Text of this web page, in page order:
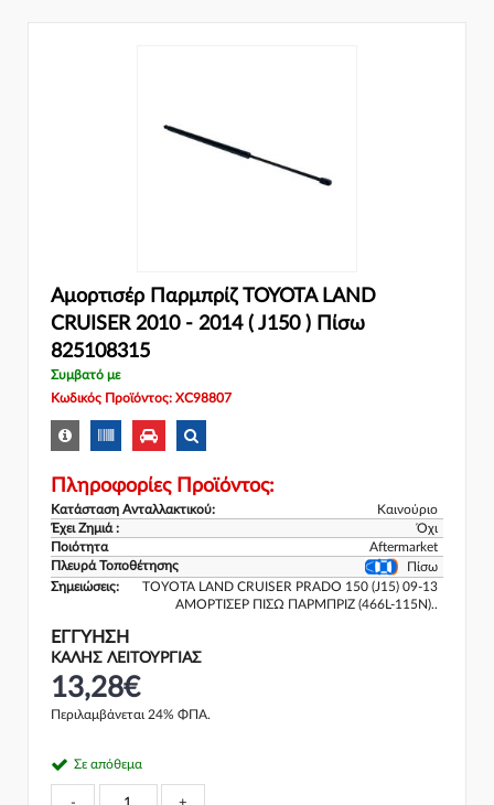
Αμορτισέρ Παρμπρίζ TOYOTA LAND
CRUISER 2010 - 2014 ( J150 ) Πίσω
825108315
Συμβατό με
Κωδικός Προϊόντος: XC98807
Πληροφορίες Προϊόντος:
Κατάσταση Ανταλλακτικού:
Καινούριο
Έχει Ζημιά :
Όχι
Ποιότητα
Aftermarket
Πλευρά Τοποθέτησης
Πίσω
Σημειώσεις:
TOYOTA LAND CRUISER PRADO 150 (J15) 09-13
ΑΜΟΡΤΙΣΕΡ ΠΙΣΩ ΠΑΡΜΠΡΙΖ (466L-115N)..
ΕΓΓΎΗΣΗ
ΚΑΛΗΣ ΛΕΙΤΟΥΡΓΙΑΣ
13,28€
Περιλαμβάνεται 24% ΦΠΑ.
Σε απόθεμα